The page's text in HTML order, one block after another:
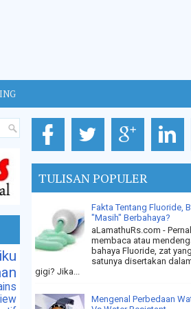
TULISAN POPULER
Fakta Tentang Fluoride,
"Masih" Berbahaya?
aLamathuRs.com -
membaca atau
bahaya Fluoride, zat
satunya disertakan
gigi? Jika...
Mengenal Perbedaan